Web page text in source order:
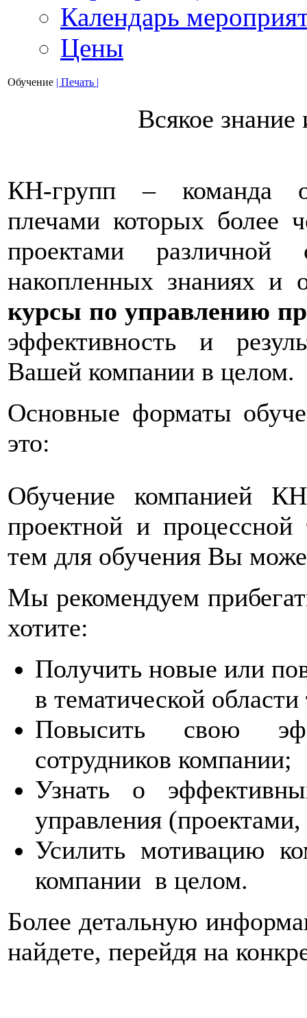
Календарь
Цены
Обучение | Печать |
Всякое
КН-групп – команда
плечами которых более
проектами различной
накопленных знаниях и
курсы по управлению
эффективность и
Вашей компании в целом.
Основные форматы
это:
Обучение компанией
проектной и
тем для обучения Вы
Мы рекомендуем
хотите:
Получить новые или
в тематической
Повысить свою
сотрудников компании;
Узнать о
управления
Усилить мотивацию
компании в целом.
Более детальную
найдете, перейдя на